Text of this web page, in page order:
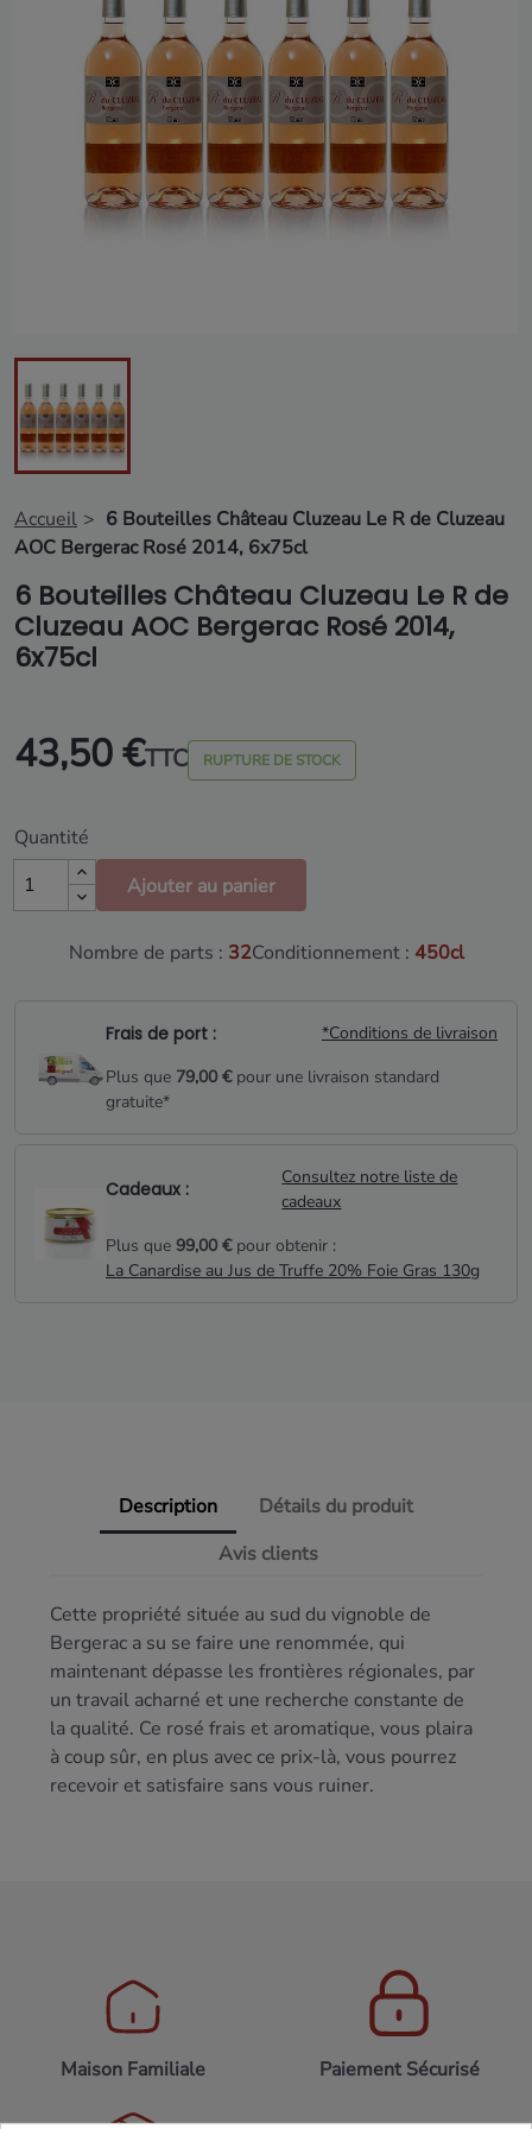
Accueil
6 Bouteilles Château Cluzeau Le R de Cluzeau
AOC Bergerac Rosé 2014, 6x75cl
6 Bouteilles Château Cluzeau Le R de
Cluzeau AOC Bergerac Rosé 2014,
6x75cl
43,50 €TTC RUPTURE DE STOCK
Quantité
Ajouter au panier
Nombre de parts : 32Conditionnement : 450cl
Frais de port :
*Conditions de livraison
Plus que 79,00 €pour une livraison standard
gratuite*
Cadeaux :
Consultez notre liste de
cadeaux
Plus que 99,00 €pour obtenir :
La Canardise au Jus de Truffe 20% Foie Gras 130g
Description
Détails du produit
Avis clients
Cette propriété située au sud du vignoble de
Bergerac a su se faire une renommée, qui
maintenant dépasse les frontières régionales, par
un travail acharné et une recherche constante de
la qualité. Ce rosé frais et aromatique, vous plaira
à coup sûr, en plus avec ce prix-là, vous pourrez
recevoir et satisfaire sans vous ruiner.
Maison Familiale Paiement Sécurisé